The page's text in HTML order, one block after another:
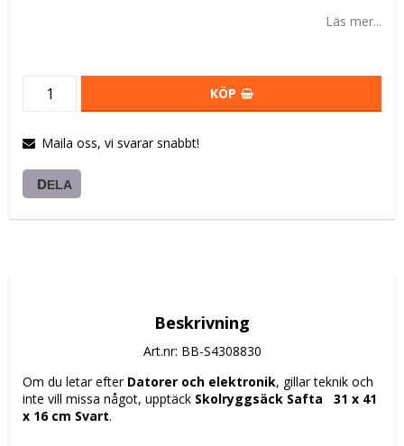
Läs mer...
KÖP
Maila oss, vi svarar snabbt!
DELA
Beskrivning
Art.nr: BB-S4308830
Om du letar efter Datorer och elektronik, gillar teknik och
inte vill missa något, upptäck Skolryggsäck Safta   31 x 41
x 16 cm Svart.